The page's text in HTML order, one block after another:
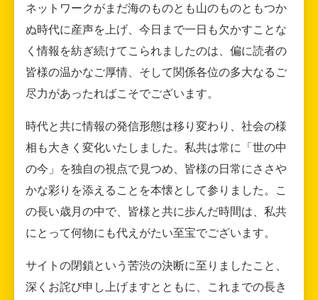
ネットワークがまだ海のものとも山のものともつか
ぬ時代に産声を上げ、今日まで一日も欠かすことな
く情報を紡ぎ続けてこられましたのは、偏に読者の
皆様の温かなご厚情、そして関係各位の多大なるご
尽力があったればこそでございます。
時代と共に情報の発信形態は移り変わり、社会の様
相も大きく変化いたしました。私共は常に「世の中
の今」を独自の視点で見つめ、皆様の日常にささや
かな彩りを添えることを本懐として参りました。こ
の長い歳月の中で、皆様と共に歩んだ時間は、私共
にとって何物にも代えがたい至宝でございます。
サイトの閉鎖という苦渋の決断に至りましたこと、
深くお詫び申し上げますとともに、これまでの長き